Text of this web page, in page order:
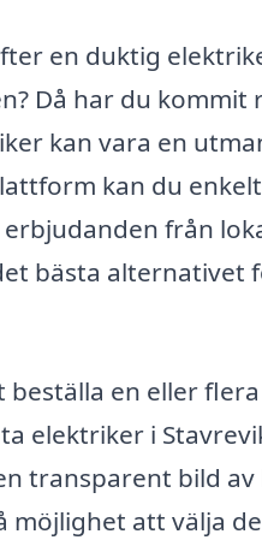
en duktig
Då har du
kan vara en
kan du
från
bästa alternativet
beställa en eller
elektriker i
transparent bild
möjlighet att välja